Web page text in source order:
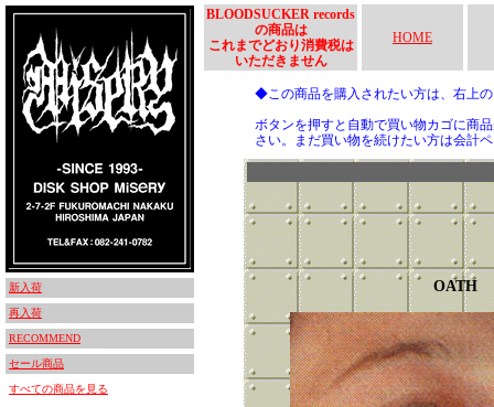
新入荷
再入荷
RECOMMEND
セール商品
すべての商品を見る
BLOODSUCKER records
の商品は
これまでどおり消費税は
いただきません
HOME
◆この商品を購入されたい方は、右上
ボタンを押すと自動で買い物カゴに商
さい。まだ買い物を続けたい方は会計
OATH